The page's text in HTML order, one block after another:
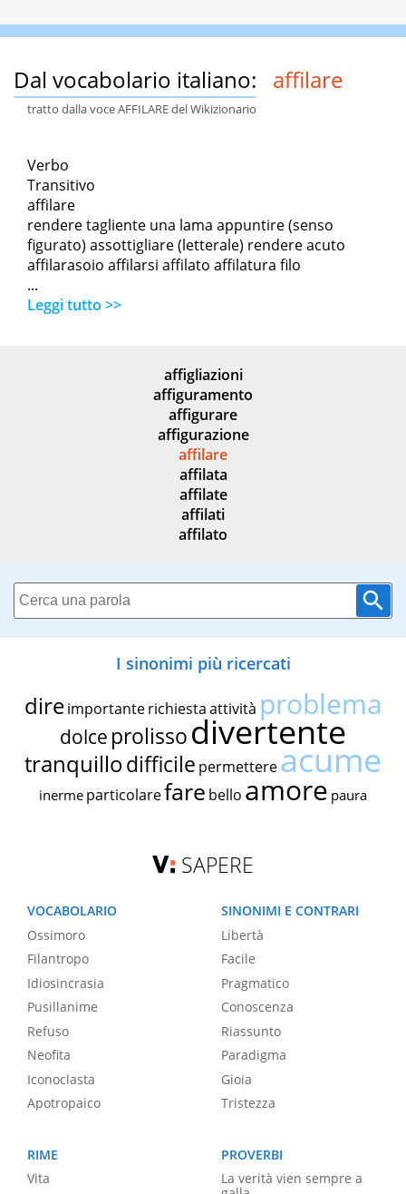
Dal vocabolario italiano: affilare
tratto dalla voce AFFILARE del Wikizionario
Verbo
Transitivo
affilare
rendere tagliente una lama appuntire (senso
figurato) assottigliare (letterale) rendere acuto
affilarasoio affilarsi affilato affilatura filo
...
Leggi tutto >>
affigliazioni
affiguramento
affigurare
affigurazione
affilare
affilata
affilate
affilati
affilato
I sinonimi più ricercati
dire importante richiestaattività problema
dolce prolissodivertente
tranquillodifficile permettereacume
inerme particolarefare bello amore paura
SAPERE
VOCABOLARIO
Ossimoro
Filantropo
Idiosincrasia
Pusillanime
Refuso
Neofita
Iconoclasta
Apotropaico
SINONIMI E CONTRARI
Libertà
Facile
Pragmatico
Conoscenza
Riassunto
Paradigma
Gioia
Tristezza
RIME
Vita
PROVERBI
La verità vien sempre a